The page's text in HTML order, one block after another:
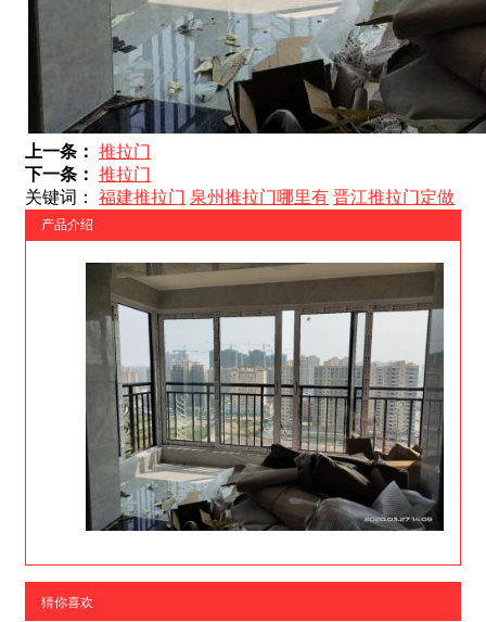
上一条： 推拉门
下一条： 推拉门
关键词： 福建推拉门 泉州推拉门哪里有 晋江推拉门定做
产品介绍
猜你喜欢